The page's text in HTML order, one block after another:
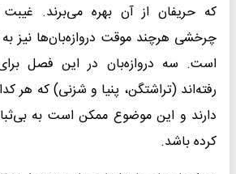
که حریفان از آن بهره می‌برند.
چرخشی هرچند موقت دروازه‌بان‌ها نیز
است. سه دروازه‌بان در این فصل برای
رفته‌اند (تراشتگن، پنیا و شزنی) که هر
دارند و این موضوع ممکن است به
کرده باشد.